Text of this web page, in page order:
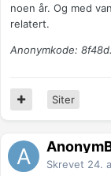
noen år. Og med
relatert.
Anonymkode:
Siter
Skrevet 24.